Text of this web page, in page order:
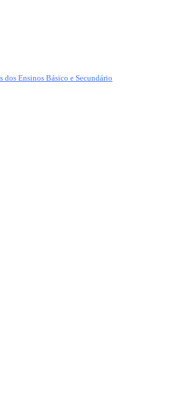
dos Ensinos Básico e Secundário